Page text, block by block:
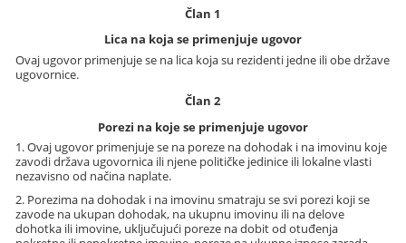
Član 1
Lica na koja se primenjuje ugovor
Ovaj ugovor primenjuje se na lica koja su rezidenti jedne ili obe države
ugovornice.
Član 2
Porezi na koje se primenjuje ugovor
1. Ovaj ugovor primenjuje se na poreze na dohodak i na imovinu koje
zavodi država ugovornica ili njene političke jedinice ili lokalne vlasti
nezavisno od načina naplate.
2. Porezima na dohodak i na imovinu smatraju se svi porezi koji se
zavode na ukupan dohodak, na ukupnu imovinu ili na delove
dohotka ili imovine, uključujući poreze na dobit od otuđenja